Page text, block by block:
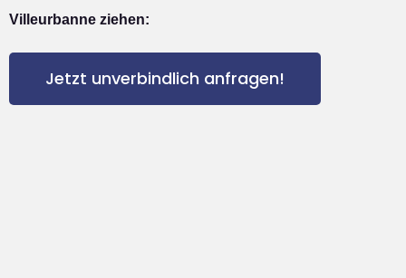
Villeurbanne ziehen:
Jetzt unverbindlich anfragen!